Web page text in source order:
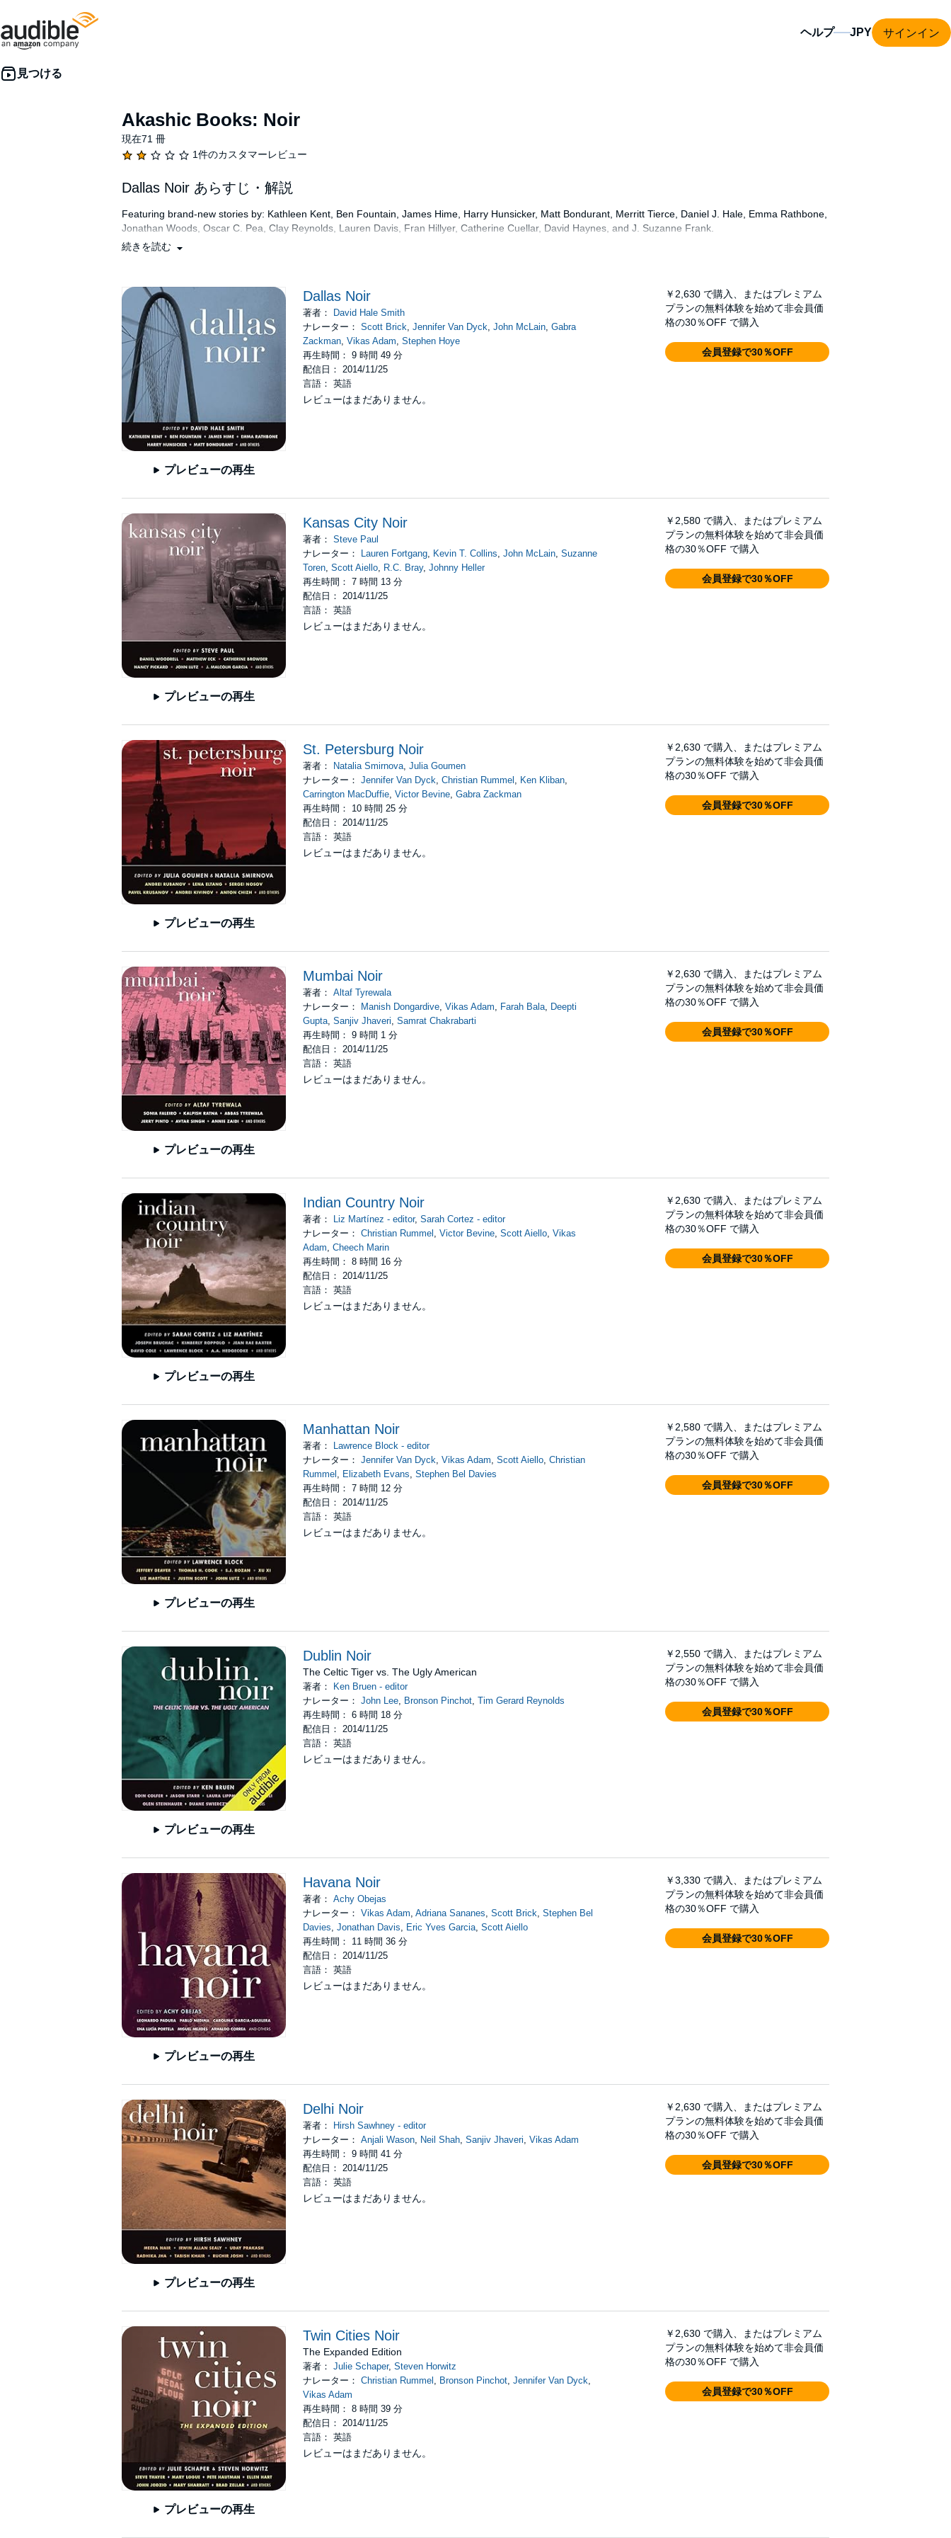
ヘルプ サインイン
Akashic Books: Noir
現在71 冊
1件のカスタマーレビュー
Dallas Noir あらすじ・解説
Featuring brand-new stories by: Kathleen Kent, Ben Fountain, James Hime, Harry Hunsicker, Matt Bondurant, Merritt Tierce, Daniel J. Hale, Emma Rathbone,
Jonathan Woods, Oscar C. Pea, Clay Reynolds, Lauren Davis, Fran Hillyer, Catherine Cuellar, David Haynes, and J. Suzanne Frank.
From the introduction by David Hale Smith: My favorite line in my favorite song about Dallas goes like this: Dallas is a rich man with a death wish in his eyes / A
quest? Or is he on his way home, flying out of Love Field, reminiscing after seeing the woman who stepped on him when he was down? In a country with so
many interesting cities, Dallas is often overlooked except on November 22 every year. The heartbreaking anniversary keeps coming back around in a
nightmare loop, for all of us. On that day in 1963, Dallas became American noir. A permanent black scar on its history that will never be erased, no matter how
many happy business stories and hit television shows arise from here. In a stark ongoing counterweight to the JFK tragedy are those two iterations of the TV
show. Dallas is not a TV show. It's a real city... For the past 40 years, my capacity to be surprised by it has not diminished one bit. I hope the stories in this
collection will surprise you too.
©2013 Akashic Books (P)2014 Audible Inc.
続きを読む
プレビューの再生
Dallas Noir
著者：
David Hale Smith
ナレーター： Scott Brick, Jennifer Van Dyck, John McLain, Gabra
Zackman, Vikas Adam, Stephen Hoye
再生時間： 9 時間 49 分
配信日： 2014/11/25
言語： 英語
レビューはまだありません。
￥2,630 で購入、またはプレミアム
プランの無料体験を始めて非会員価
格の30％OFF で購入
会員登録で30％OFF
プレビューの再生
Kansas City Noir
著者： Steve Paul
ナレーター：
Lauren Fortgang, Kevin T. Collins, John McLain, Suzanne
Toren, Scott Aiello, R.C. Bray, Johnny Heller
再生時間： 7 時間 13 分
配信日： 2014/11/25
言語： 英語
レビューはまだありません。
￥2,580 で購入、またはプレミアム
プランの無料体験を始めて非会員価
格の30％OFF で購入
会員登録で30％OFF
プレビューの再生
St. Petersburg Noir
著者： Natalia Smirnova, Julia Goumen
ナレーター： Jennifer Van Dyck, Christian Rummel , Ken Kliban,
Carrington MacDuffie, Victor Bevine, Gabra Zackman
再生時間： 10 時間 25 分
配信日： 2014/11/25
言語： 英語
レビューはまだありません。
￥2,630 で購入、またはプレミアム
プランの無料体験を始めて非会員価
格の30％OFF で購入
会員登録で30％OFF
プレビューの再生
Mumbai Noir
著者： Altaf Tyrewala
ナレーター：
Manish Dongardive, Vikas Adam, Farah Bala, Deepti
Gupta, Sanjiv Jhaveri, Samrat Chakrabarti
再生時間： 9 時間 1 分
配信日： 2014/11/25
言語： 英語
レビューはまだありません。
￥2,630 で購入、またはプレミアム
プランの無料体験を始めて非会員価
格の30％OFF で購入
会員登録で30％OFF
プレビューの再生
Indian Country Noir
著者： Liz Martínez - editor, Sarah Cortez - editor
ナレーター： Christian Rummel , Victor Bevine, Scott Aiello, Vikas
Adam, Cheech Marin
再生時間： 8 時間 16 分
配信日： 2014/11/25
言語： 英語
レビューはまだありません。
￥2,630 で購入、またはプレミアム
プランの無料体験を始めて非会員価
格の30％OFF で購入
会員登録で30％OFF
プレビューの再生
Manhattan Noir
著者：
Lawrence Block - editor
ナレーター： Jennifer Van Dyck, Vikas Adam, Scott Aiello, Christian
Rummel , Elizabeth Evans, Stephen Bel Davies
再生時間： 7 時間 12 分
配信日： 2014/11/25
言語： 英語
レビューはまだありません。
￥2,580 で購入、またはプレミアム
プランの無料体験を始めて非会員価
格の30％OFF で購入
会員登録で30％OFF
プレビューの再生
Dublin Noir
The Celtic Tiger vs. The Ugly American
著者：
Ken Bruen - editor
ナレーター： John Lee, Bronson Pinchot, Tim Gerard Reynolds
再生時間： 6 時間 18 分
配信日： 2014/11/25
言語： 英語
レビューはまだありません。
￥2,550 で購入、またはプレミアム
プランの無料体験を始めて非会員価
格の30％OFF で購入
会員登録で30％OFF
プレビューの再生
Havana Noir
著者： Achy Obejas
ナレーター： Vikas Adam, Adriana Sananes, Scott Brick, Stephen Bel
Davies, Jonathan Davis, Eric Yves Garcia, Scott Aiello
再生時間： 11 時間 36 分
配信日： 2014/11/25
言語： 英語
レビューはまだありません。
￥3,330 で購入、またはプレミアム
プランの無料体験を始めて非会員価
格の30％OFF で購入
会員登録で30％OFF
プレビューの再生
Delhi Noir
著者：
Hirsh Sawhney - editor
ナレーター： Anjali Wason, Neil Shah, Sanjiv Jhaveri, Vikas Adam
再生時間： 9 時間 41 分
配信日： 2014/11/25
言語： 英語
レビューはまだありません。
￥2,630 で購入、またはプレミアム
プランの無料体験を始めて非会員価
格の30％OFF で購入
会員登録で30％OFF
プレビューの再生
Twin Cities Noir
The Expanded Edition
著者： Julie Schaper, Steven Horwitz
ナレーター： Christian Rummel , Bronson Pinchot, Jennifer Van Dyck,
Vikas Adam
再生時間： 8 時間 39 分
配信日： 2014/11/25
言語： 英語
レビューはまだありません。
￥2,630 で購入、またはプレミアム
プランの無料体験を始めて非会員価
格の30％OFF で購入
会員登録で30％OFF